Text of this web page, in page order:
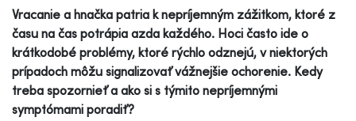
Vracanie a hnačka patria k nepríjemným zážitkom, ktoré z
času na čas potrápia azda každého. Hoci často ide o
krátkodobé problémy, ktoré rýchlo odznejú, v niektorých
prípadoch môžu signalizovať vážnejšie ochorenie. Kedy
treba spozornieť a ako si s týmito nepríjemnými
symptómami poradiť?